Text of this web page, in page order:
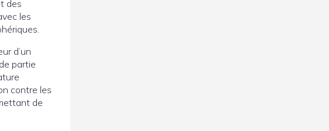
des
les
d’un
partie
contre les
de